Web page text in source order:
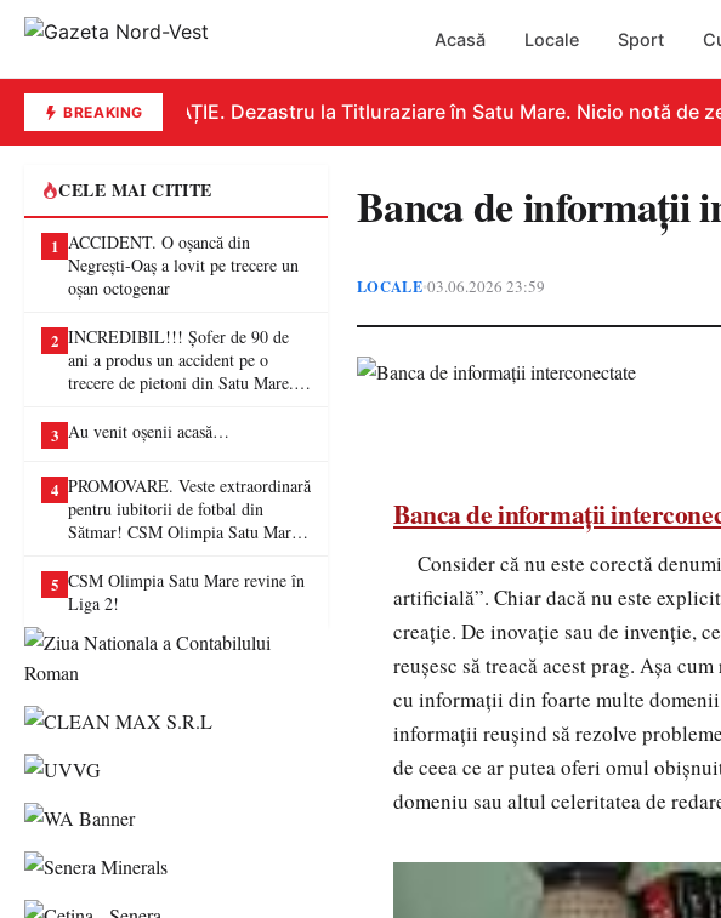
Acasă Locale Sport
BREAKING
EDUCAȚIE. Dezastru la Titluraziare în Satu Mare. Nicio notă de
CELE MAI CITITE
1 ACCIDENT. O oșancă din
Negrești-Oaș a lovit pe trecere un
oșan octogenar
2 INCREDIBIL!!! Șofer de 90 de
ani a produs un accident pe o
trecere de pietoni din Satu Mare. O
3 Au venit oșenii acasă…
4 PROMOVARE. Veste extraordinară
pentru iubitorii de fotbal din
Sătmar! CSM Olimpia Satu Mare
5 CSM Olimpia Satu Mare revine în
Liga 2!
Banca de informații
LOCALE•03.06.2026 23:59
Banca de informații
Consider că nu este corectă
artificială”. Chiar dacă nu este
creație. De inovație sau de invenție,
reușesc să treacă acest prag. Așa
cu informații din foarte multe
informații reușind să rezolve
de ceea ce ar putea oferi omul
domeniu sau altul celeritatea de